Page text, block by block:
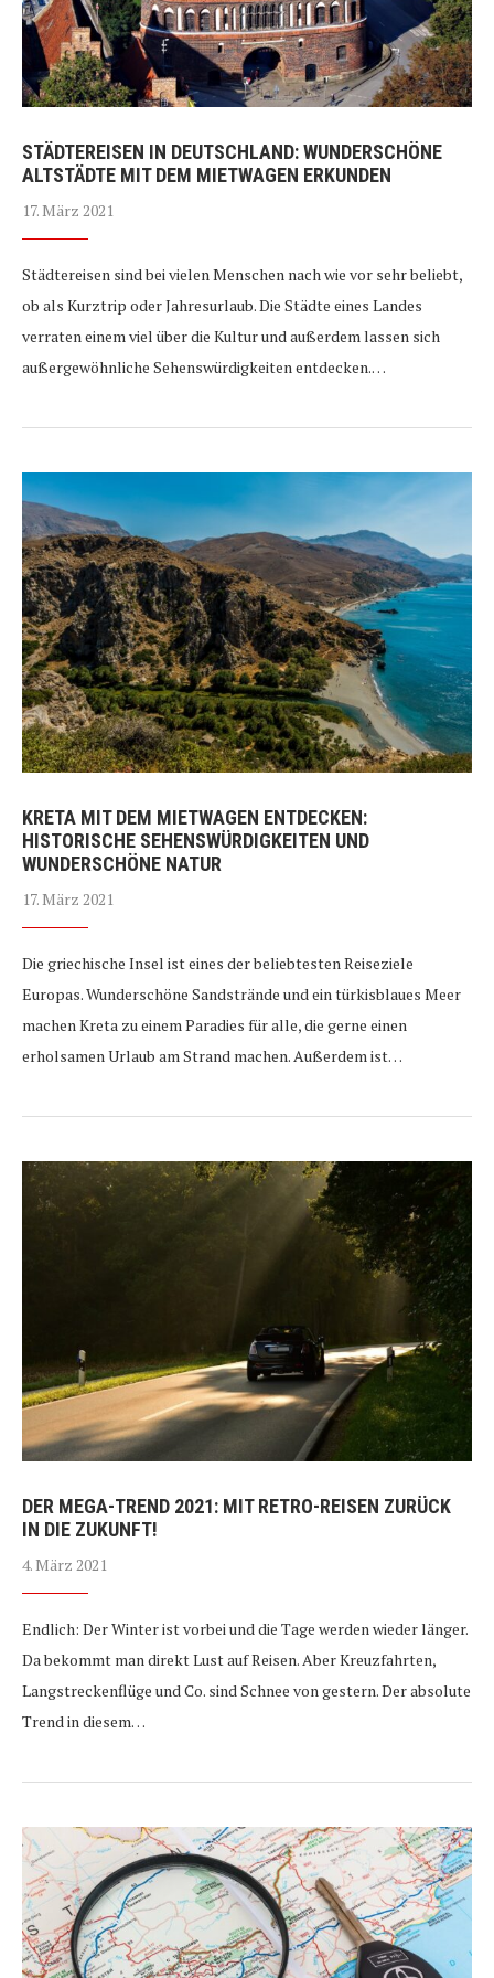
STÄDTEREISEN IN DEUTSCHLAND: WUNDERSCHÖNE
ALTSTÄDTE MIT DEM MIETWAGEN ERKUNDEN
17. März 2021
Städtereisen sind bei vielen Menschen nach wie vor sehr beliebt,
ob als Kurztrip oder Jahresurlaub. Die Städte eines Landes
verraten einem viel über die Kultur und außerdem lassen sich
außergewöhnliche Sehenswürdigkeiten entdecken.…
KRETA MIT DEM MIETWAGEN ENTDECKEN:
HISTORISCHE SEHENSWÜRDIGKEITEN UND
WUNDERSCHÖNE NATUR
17. März 2021
Die griechische Insel ist eines der beliebtesten Reiseziele
Europas. Wunderschöne Sandstrände und ein türkisblaues Meer
machen Kreta zu einem Paradies für alle, die gerne einen
erholsamen Urlaub am Strand machen. Außerdem ist…
DER MEGA-TREND 2021: MIT RETRO-REISEN ZURÜCK
IN DIE ZUKUNFT!
4. März 2021
Endlich: Der Winter ist vorbei und die Tage werden wieder länger.
Da bekommt man direkt Lust auf Reisen. Aber Kreuzfahrten,
Langstreckenflüge und Co. sind Schnee von gestern. Der absolute
Trend in diesem…